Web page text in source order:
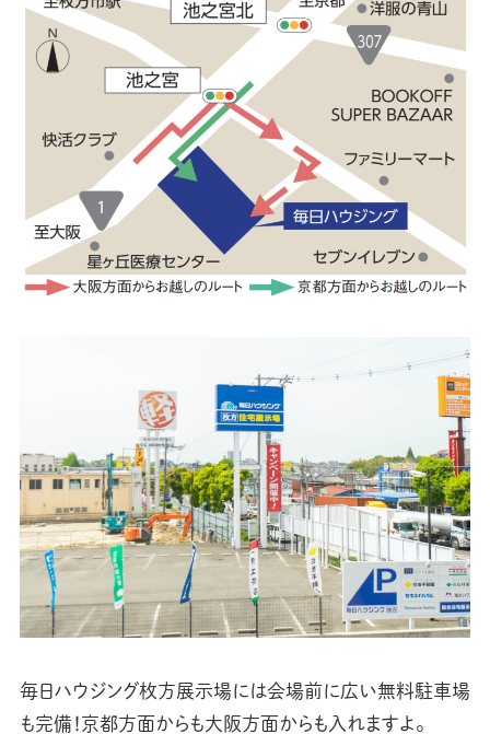
毎日ハウジング枚方展示場には会場前に広い無料駐車場
も完備！京都方面からも大阪方面からも入れますよ。